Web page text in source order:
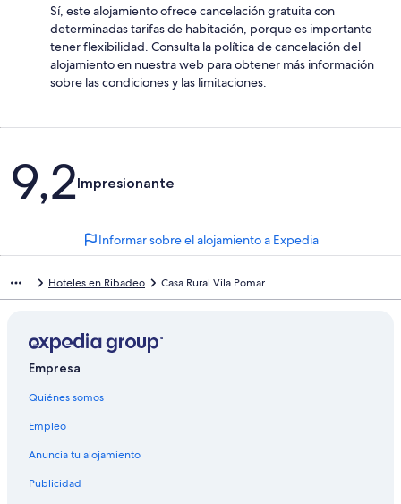
Sí, este alojamiento ofrece cancelación gratuita con
determinadas tarifas de habitación, porque es importante
tener flexibilidad. Consulta la política de cancelación del
alojamiento en nuestra web para obtener más información
sobre las condiciones y las limitaciones.
Comentarios
9,2Impresionante
Informar sobre el alojamiento a Expedia
Hoteles en Ribadeo Casa Rural Vila Pomar
Empresa
Quiénes somos
Empleo
Anuncia tu alojamiento
Publicidad